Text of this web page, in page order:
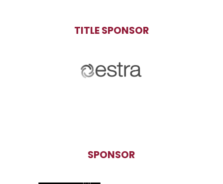
TITLE SPONSOR
SPONSOR